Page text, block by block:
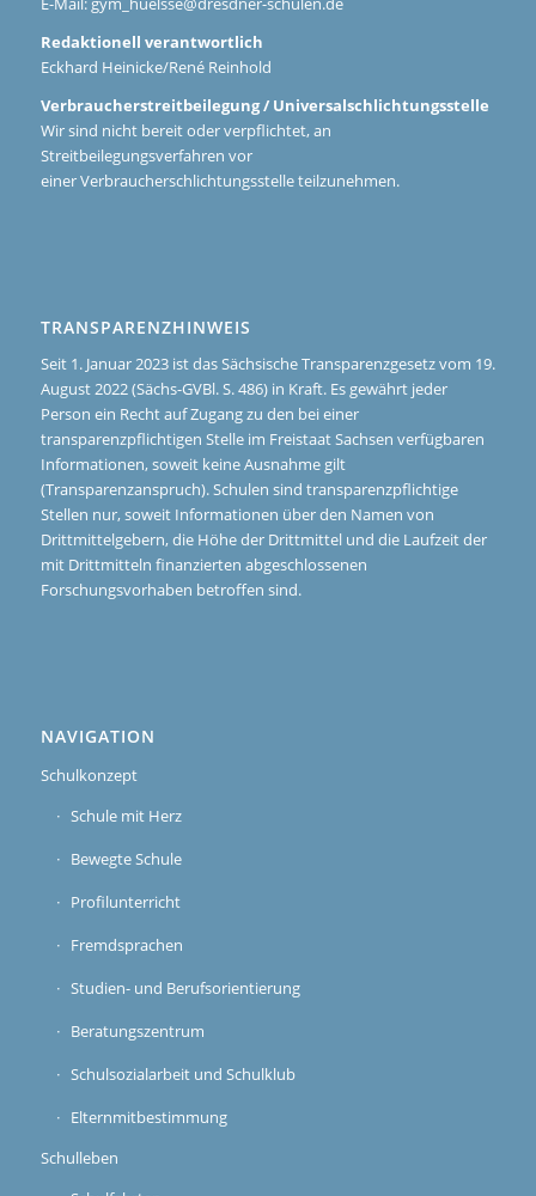
Redaktionell verantwortlich
Eckhard Heinicke/René Reinhold
Verbraucherstreitbeilegung / Universalschlichtungsstelle
Wir sind nicht bereit oder verpflichtet, an
Streitbeilegungsverfahren vor
einer Verbraucherschlichtungsstelle teilzunehmen.
TRANSPARENZHINWEIS
Seit 1. Januar 2023 ist das Sächsische Transparenzgesetz vom 19.
August 2022 (Sächs-GVBl. S. 486) in Kraft. Es gewährt jeder
Person ein Recht auf Zugang zu den bei einer
transparenzpflichtigen Stelle im Freistaat Sachsen verfügbaren
Informationen, soweit keine Ausnahme gilt
(Transparenzanspruch). Schulen sind transparenzpflichtige
Stellen nur, soweit Informationen über den Namen von
Drittmittelgebern, die Höhe der Drittmittel und die Laufzeit der
mit Drittmitteln finanzierten abgeschlossenen
Forschungsvorhaben betroffen sind.
NAVIGATION
Schulkonzept
Schule mit Herz
Bewegte Schule
Profilunterricht
Fremdsprachen
Studien- und Berufsorientierung
Beratungszentrum
Schulsozialarbeit und Schulklub
Elternmitbestimmung
Schulleben